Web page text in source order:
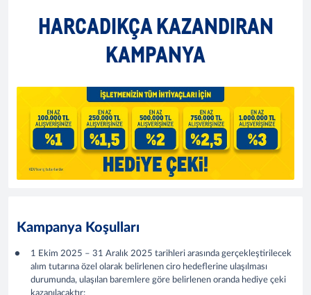
HARCADIKÇA KAZANDIRAN
KAMPANYA
Kampanya Koşulları
1 Ekim 2025 – 31 Aralık 2025 tarihleri arasında gerçekleştirilecek
alım tutarına özel olarak belirlenen ciro hedeflerine ulaşılması
durumunda, ulaşılan baremlere göre belirlenen oranda hediye çeki
kazanılacaktır: